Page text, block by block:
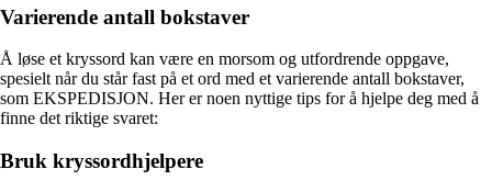
Varierende antall bokstaver
Å løse et kryssord kan være en morsom og utfordrende oppgave,
spesielt når du står fast på et ord med et varierende antall bokstaver,
som EKSPEDISJON. Her er noen nyttige tips for å hjelpe deg med å
finne det riktige svaret:
Bruk kryssordhjelpere